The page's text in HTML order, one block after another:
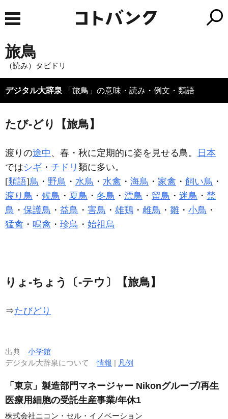
旅鳥
（読み）タビドリ
デジタル大辞泉 「旅鳥」の意味・読み・例文・類語
たび‐どり【旅鳥】
渡りの途中 、春・秋に定期的に姿を見せる鳥。
日本
ではシギ ・ チドリ 類に多い。
[類語]鳥 ・ 野鳥 ・ 水鳥 ・ 水禽 ・ 海鳥 ・ 家禽 ・ 飼い鳥 ・
渡り鳥 ・ 候鳥 ・ 夏鳥 ・ 冬鳥 ・ 漂鳥 ・ 留鳥 ・ 迷鳥 ・ 禁
鳥 ・ 保護鳥 ・ 益鳥 ・ 害鳥 ・ 雄鶏 ・ 雌鳥 ・ 雛 ・ 小鳥 ・
猛禽 ・ 鳴禽 ・ 珍鳥 ・ 始祖鳥
りょ‐ちょう〔‐テウ〕【旅鳥】
⇒たびどり
出典 小学館
デジタル大辞泉について情報 | 凡例
「東京」製造部門マネージャー Nikonグループ/再生
医療用細胞の受託生産事業/年休1
株式会社ニコン・セル・イノベーション